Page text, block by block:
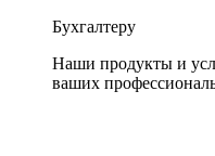
Бухгалтеру
Наши продукты и
ваших